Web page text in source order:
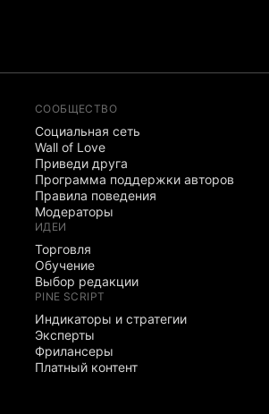
СООБЩЕСТВО
Социальная сеть
Wall of Love
Приведи друга
Программа поддержки авторов
Правила поведения
Модераторы
ИДЕИ
Торговля
Обучение
Выбор редакции
PINE SCRIPT
Индикаторы и стратегии
Эксперты
Фрилансеры
Платный контент